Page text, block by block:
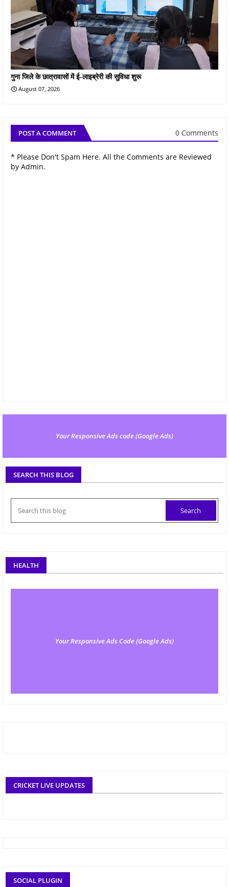
गुना जिले के छात्रावासों में ई-लाइब्रेरी की सुविधा शुरू
August 07, 2026
POST A COMMENT 0 Comments
* Please Don't Spam Here. All the Comments are Reviewed
by Admin.
Your Responsive Ads code (Google Ads)
SEARCH THIS BLOG
HEALTH
Your Responsive Ads Code (Google Ads)
CRICKET LIVE UPDATES
SOCIAL PLUGIN